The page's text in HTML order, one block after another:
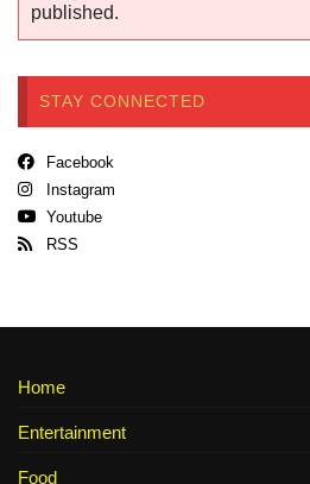
published.
STAY CONNECTED
Facebook
Instagram
Youtube
RSS
Home
Entertainment
Food